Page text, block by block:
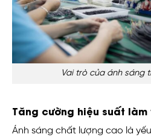
Vai trò của ánh sáng
Tăng cường hiệu suất làm
Ánh sáng chất lượng cao là